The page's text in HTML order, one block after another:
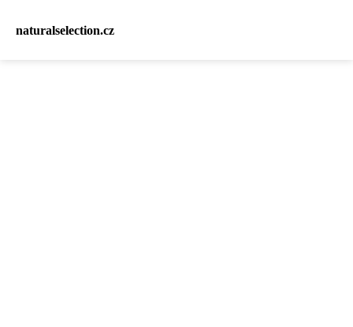
naturalselection.cz